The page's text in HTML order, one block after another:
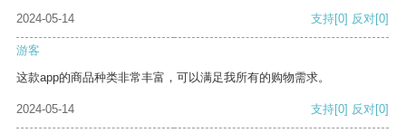
2024-05-14 支持[0] 反对[0]
游客
这款app的商品种类非常丰富，可以满足我所有的购物需求。
2024-05-14 支持[0] 反对[0]